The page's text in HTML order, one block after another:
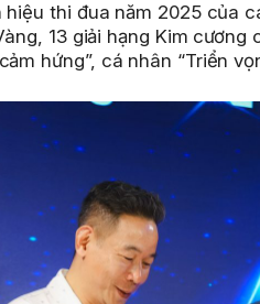
thi đua năm 2025 của
13 giải hạng Kim
hứng”, cá nhân “Triển